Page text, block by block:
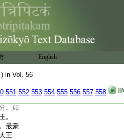
English
in Vol. 56
551 552 553 554 555 556 557 558
舍
福
此方
同
四
碎
。如
。
最豪
王